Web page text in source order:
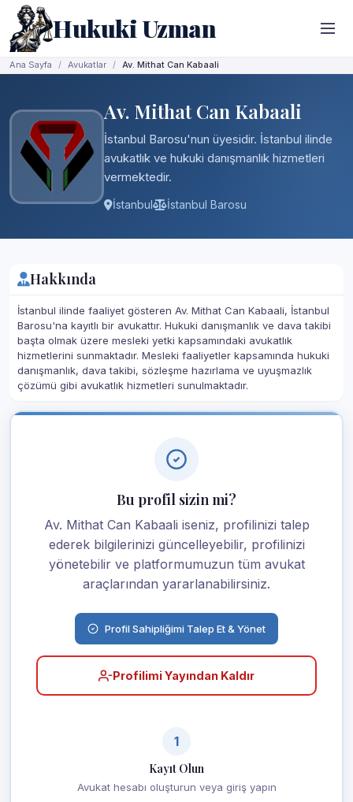
Hukuki Uzman
Ana Sayfa Avukatlar Av. Mithat Can Kabaali
Av. Mithat Can Kabaali
İstanbul Barosu'nun üyesidir. İstanbul ilinde
avukatlık ve hukuki danışmanlık hizmetleri
vermektedir.
İstanbul İstanbul Barosu
Hakkında
İstanbul ilinde faaliyet gösteren Av. Mithat Can Kabaali, İstanbul
Barosu'na kayıtlı bir avukattır. Hukuki danışmanlık ve dava takibi
başta olmak üzere mesleki yetki kapsamındaki avukatlık
hizmetlerini sunmaktadır. Mesleki faaliyetler kapsamında hukuki
danışmanlık, dava takibi, sözleşme hazırlama ve uyuşmazlık
çözümü gibi avukatlık hizmetleri sunulmaktadır.
Bu profil sizin mi?
Av. Mithat Can Kabaali iseniz, profilinizi talep
ederek bilgilerinizi güncelleyebilir, profilinizi
yönetebilir ve platformumuzun tüm avukat
araçlarından yararlanabilirsiniz.
Profil Sahipliğimi Talep Et & Yönet
Profilimi Yayından Kaldır
1
Kayıt Olun
Avukat hesabı oluşturun veya giriş yapın